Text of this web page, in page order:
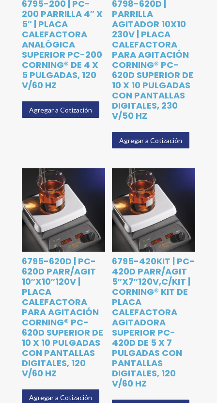
6795-200 | PC-
200 PARRILLA 4″ X
5″ | PLACA
CALEFACTORA
ANALÓGICA
SUPERIOR PC-200
CORNING® DE 4 X
5 PULGADAS, 120
V/60 HZ
Agregar a Cotización
6798-620D |
PARRILLA
AGITADOR 10X10
230V | PLACA
CALEFACTORA
PARA AGITACIÓN
CORNING® PC-
620D SUPERIOR DE
10 X 10 PULGADAS
CON PANTALLAS
DIGITALES, 230
V/50 HZ
Agregar a Cotización
6795-620D | PC-
620D PARR/AGIT
10″X10″120V |
PLACA
CALEFACTORA
PARA AGITACIÓN
CORNING® PC-
620D SUPERIOR DE
10 X 10 PULGADAS
CON PANTALLAS
DIGITALES, 120
V/60 HZ
Agregar a Cotización
6795-420KIT | PC-
420D PARR/AGIT
5″X7″120V,C/KIT |
CORNING® KIT DE
PLACA
CALEFACTORA
AGITADORA
SUPERIOR PC-
420D DE 5 X 7
PULGADAS CON
PANTALLAS
DIGITALES, 120
V/60 HZ